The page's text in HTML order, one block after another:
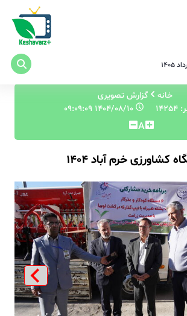
خانه
گزارش تصویری
۱۴۰۴/۰۸/۱۰ ۰۹:۰۹:۰۹
A
کشاورزی خرم آباد 1404